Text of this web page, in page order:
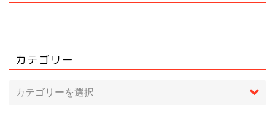
カテゴリー